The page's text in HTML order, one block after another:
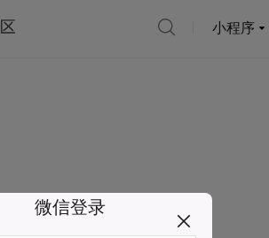
小程序
微信登录